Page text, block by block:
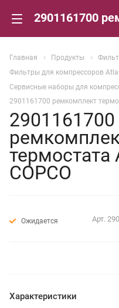
Главная Продукты
Фильтры для компрессоров
Сервисные наборы для
2901161700 ремкомплект
2901161700
термостата
COPCO
Ожидается Арт.
Характеристики